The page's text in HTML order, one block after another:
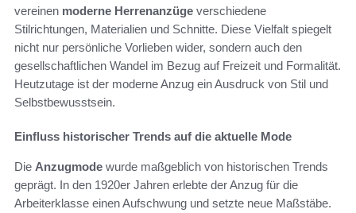
vereinen moderne Herrenanzüge verschiedene
Stilrichtungen, Materialien und Schnitte. Diese Vielfalt spiegelt
nicht nur persönliche Vorlieben wider, sondern auch den
gesellschaftlichen Wandel im Bezug auf Freizeit und Formalität.
Heutzutage ist der moderne Anzug ein Ausdruck von Stil und
Selbstbewusstsein.
Einfluss historischer Trends auf die aktuelle Mode
Die Anzugmode wurde maßgeblich von historischen Trends
geprägt. In den 1920er Jahren erlebte der Anzug für die
Arbeiterklasse einen Aufschwung und setzte neue Maßstäbe.